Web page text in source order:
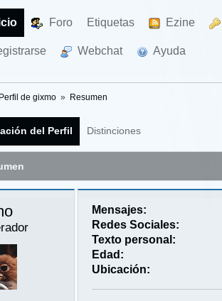
Foro Etiquetas Ezine
Webchat Ayuda
Perfil de gixmo » Resumen
del Perfil Distinciones
Mensajes:
Redes Sociales:
Texto personal:
Edad:
Ubicación: